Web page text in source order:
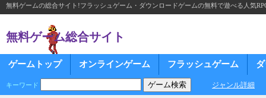
無料ゲームの総合サイト!フラッシュゲーム・ダウンロードゲームの無料で遊べる人気
無料ゲーム総合サイト
ゲームトップ オンラインゲーム フラッシュゲーム
キーワード ジャンル詳細